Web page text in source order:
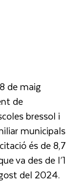
de maig
de
bressol i
municipals
és de 8,7
va des de l’1
del 2024.